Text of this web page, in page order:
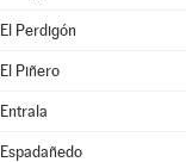
El Perdigón
El Piñero
Entrala
Espadañedo